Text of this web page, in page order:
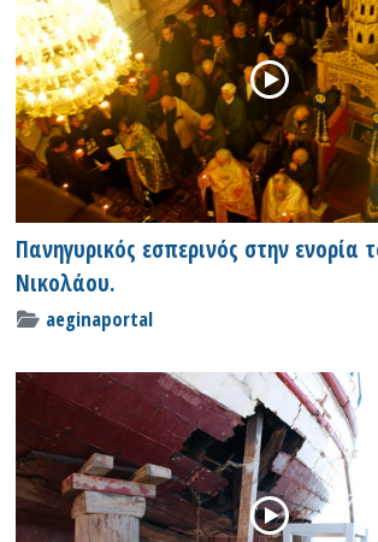
Πανηγυρικός εσπερινός στην ενορία
Νικολάου.
aeginaportal